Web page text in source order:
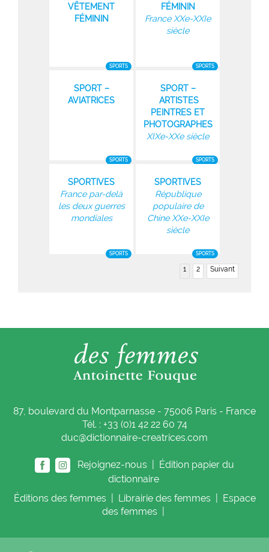
VÊTEMENT
FÉMININ
SPORTS
FÉMININ
France XXe-XXIe
siècle
SPORTS
SPORT –
AVIATRICES
SPORTS
SPORT –
ARTISTES
PEINTRES ET
PHOTOGRAPHES
XIXe-XXe siècle
SPORTS
SPORTIVES
France par-delà
les deux guerres
mondiales
SPORTS
SPORTIVES
République
populaire de
Chine XXe-XXIe
siècle
SPORTS
1 2 Suivant
87, boulevard du Montparnasse - 75006 Paris - France
Tél. : +33 (0)1 42 22 60 74
duc@dictionnaire-creatrices.com
Rejoignez-nous |
Édition papier du
dictionnaire
Éditions des femmes Librairie des femmes
Espace
des femmes